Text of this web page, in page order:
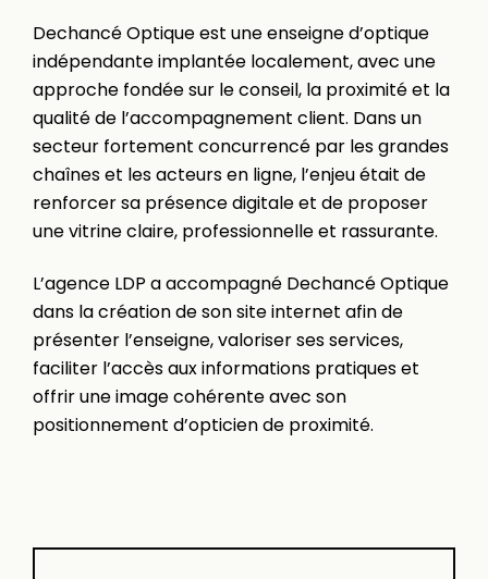
Dechancé Optique est une enseigne d’optique
indépendante implantée localement, avec une
approche fondée sur le conseil, la proximité et la
qualité de l’accompagnement client. Dans un
secteur fortement concurrencé par les grandes
chaînes et les acteurs en ligne, l’enjeu était de
renforcer sa présence digitale et de proposer
une vitrine claire, professionnelle et rassurante.
L’agence LDP a accompagné Dechancé Optique
dans la création de son site internet afin de
présenter l’enseigne, valoriser ses services,
faciliter l’accès aux informations pratiques et
offrir une image cohérente avec son
positionnement d’opticien de proximité.